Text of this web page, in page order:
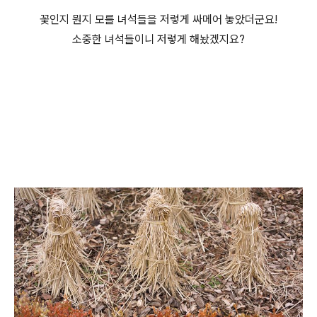
꽃인지 뭔지 모를 녀석들을 저렇게 싸메어 놓았더군요!
소중한 녀석들이니 저렇게 해놨겠지요?